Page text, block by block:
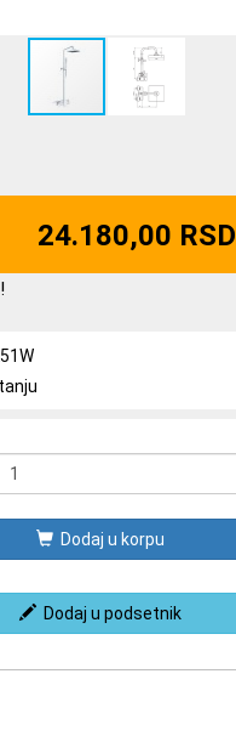
24.180,00 RSD
Dodaj u korpu
Dodaj u podsetnik